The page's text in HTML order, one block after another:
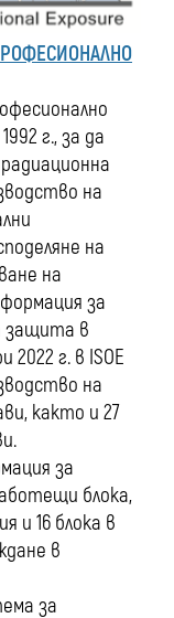
г., за да
на
на
на
за
защита в
г. в ISOE
на
както и 27
за
блока,
и 16 блока в
в
за